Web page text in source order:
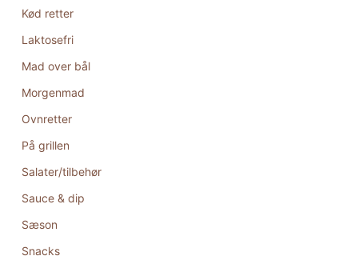
Kød retter
Laktosefri
Mad over bål
Morgenmad
Ovnretter
På grillen
Salater/tilbehør
Sauce & dip
Sæson
Snacks